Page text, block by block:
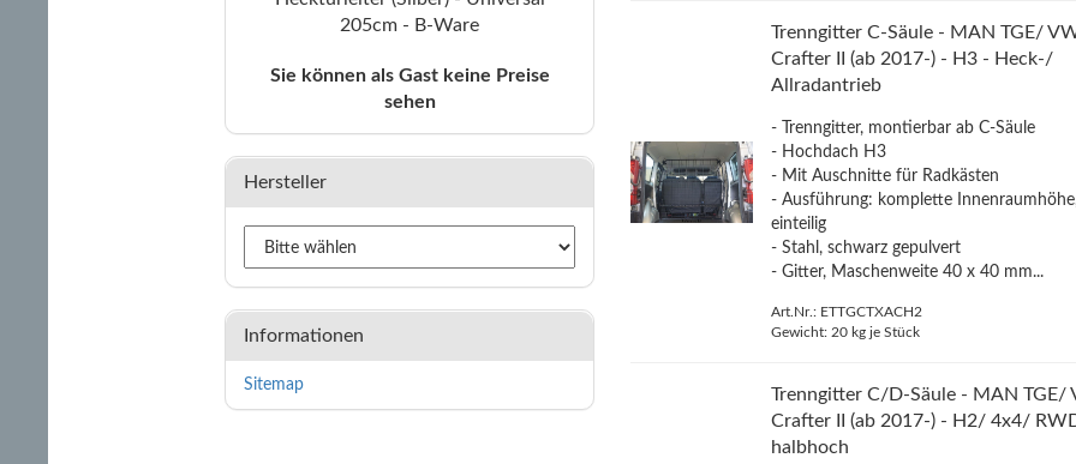
Trenngitter C-Säule - MAN TGE/
Crafter II (ab 2017-) - H3 - Heck-/
Allradantrieb
- Trenngitter, montierbar ab C-Säule
- Hochdach H3
- Mit Auschnitte für Radkästen
- Ausführung: komplette
einteilig
- Stahl, schwarz gepulvert
- Gitter, Maschenweite 40 x 40 mm...
Art.Nr.: ETTGCTXACH2
Gewicht: 20 kg je Stück
Trenngitter C/D-Säule - MAN TGE/
Crafter II (ab 2017-) - H2/ 4x4/
halbhoch
205cm - B-Ware
Sie können als Gast keine Preise
sehen
Hersteller
Informationen
Sitemap